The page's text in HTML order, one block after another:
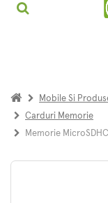
Mobile Si Produse
Carduri Memorie